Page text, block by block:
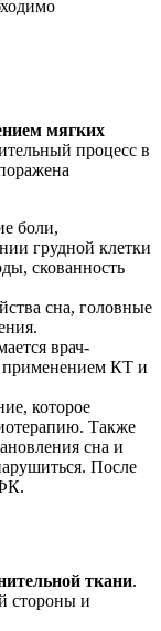
мягких
процесс в
боли,
грудной клетки
скованность
сна, головные
врач-
применением КТ и
которое
Также
сна и
После
ткани.
стороны и